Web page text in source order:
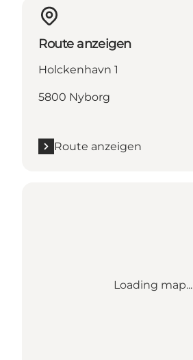
Route anzeigen
Holckenhavn 1
5800 Nyborg
Route anzeigen
Loading map...